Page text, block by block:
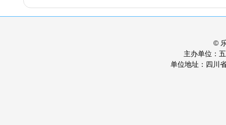
©
主办单位：
单位地址：四川